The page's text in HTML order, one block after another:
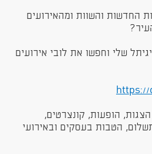
החדשות והשוות ומהאירועים
שלי וחפשו את לובי אירועים
https://
הופעות, קונצרטים,
הטבות בעסקים ובאירועי